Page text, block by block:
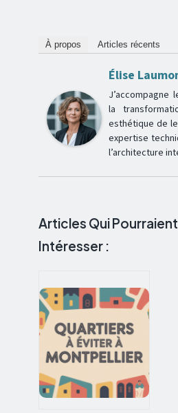
À propos Articles récents
Élise
J’accompagne
la
esthétique de
expertise
l’architecture
Articles Qui
Intéresser :